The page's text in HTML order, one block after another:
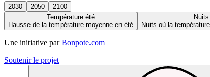
2030 2050
2100
Température été
Hausse de la température moyenne en été
Nuits où la
Une initiative par Bonpote.com
Soutenir le projet